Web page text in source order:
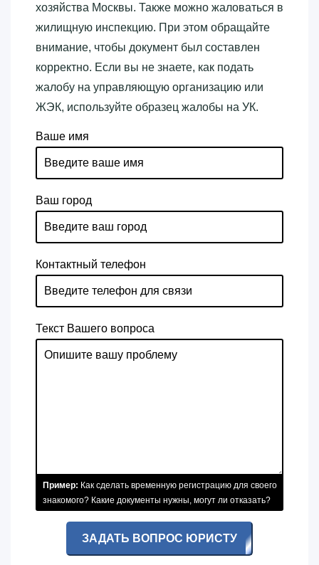
хозяйства Москвы. Также можно жаловаться в
жилищную инспекцию. При этом обращайте
внимание, чтобы документ был составлен
корректно. Если вы не знаете, как подать
жалобу на управляющую организацию или
ЖЭК, используйте образец жалобы на УК.
Ваше имя
Ваш город
Контактный телефон
Текст Вашего вопроса
Пример: Как сделать временную регистрацию для своего
знакомого? Какие документы нужны, могут ли отказать?
ЗАДАТЬ ВОПРОС ЮРИСТУ